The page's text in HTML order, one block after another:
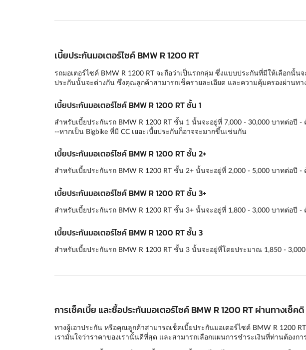
เบี้ยประกันมอเตอร์ไซค์ BMW R 1200 RT
รถมอเตอร์ไซค์ BMW R 1200 RT จะถือว่าเป็นรถกลุ่ม ซึ่งแบบประกันที่มีให้เลือกนั้น
ประกันนั้นจะต่างกัน ซึ่งคุณลูกค้าสามารถเช็ครายละเอียด และความคุ้มครองผ่าน
เบี้ยประกันมอเตอร์ไซค์ BMW R 1200 RT ชั้น 1
สำหรับเบี้ยประกันรถ BMW R 1200 RT ชั้น 1 นั้นจะอยู่ที่ 7,000 - 30,000 บาทต่อปี
--หากเป็น Bigbike ที่มี CC เยอะเบี้ยประกันก็อาจจะมากขึ้นเช่นกัน
เบี้ยประกันมอเตอร์ไซค์ BMW R 1200 RT ชั้น 2+
สำหรับเบี้ยประกันรถ BMW R 1200 RT ชั้น 2+ นั้นจะอยู่ที่ 2,000 - 5,000 บาทต่อปี
เบี้ยประกันมอเตอร์ไซค์ BMW R 1200 RT ชั้น 3+
สำหรับเบี้ยประกันรถ BMW R 1200 RT ชั้น 3+ นั้นจะอยู่ที่ 1,800 - 3,000 บาทต่อปี
เบี้ยประกันมอเตอร์ไซค์ BMW R 1200 RT ชั้น 3
สำหรับเบี้ยประกันรถ BMW R 1200 RT ชั้น 3 นั้นจะอยู่ที่โดยประมาณ 1,850 -
การเช็คเบี้ย และซื้อประกันมอเตอร์ไซค์ BMW R 1200 RT ผ่านทางเช็คดิ
ทางผู้เอาประกัน หรือคุณลูกค้าสามารถเช็คเบี้ยประกันมอเตอร์ไซค์ BMW R 1200
เรามั่นใจว่าราคาของเรานั้นดีที่สุด และสามารถเลือกแผนการชำระเงินที่ท่านต้องก